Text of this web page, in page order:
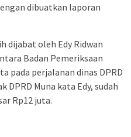
dibuatkan laporan
dijabat oleh Edy Ridwan
Badan Pemeriksaan
pada perjalanan dinas DPRD
DPRD Muna kata Edy, sudah
Rp12 juta.